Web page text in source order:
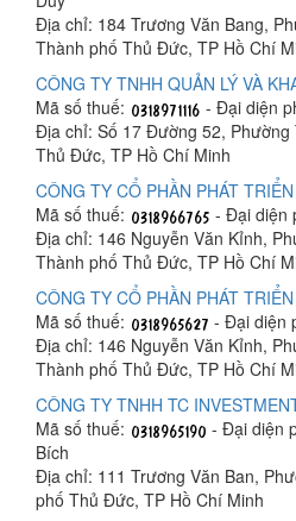
Địa chỉ: 184 Trương Văn Bang,
Thành phố Thủ Đức, TP Hồ Chí
CÔNG TY TNHH QUẢN LÝ VÀ
Mã số thuế:
- Đại diện
Địa chỉ: Số 17 Đường 52, Phường
Thủ Đức, TP Hồ Chí Minh
CÔNG TY CỔ PHẦN PHÁT
Mã số thuế:
- Đại diện
Địa chỉ: 146 Nguyễn Văn Kỉnh,
Thành phố Thủ Đức, TP Hồ Chí
CÔNG TY CỔ PHẦN PHÁT
Mã số thuế:
- Đại diện
Địa chỉ: 146 Nguyễn Văn Kỉnh,
Thành phố Thủ Đức, TP Hồ Chí
CÔNG TY TNHH TC
Mã số thuế:
- Đại diện
Bích
Địa chỉ: 111 Trương Văn Ban,
phố Thủ Đức, TP Hồ Chí Minh